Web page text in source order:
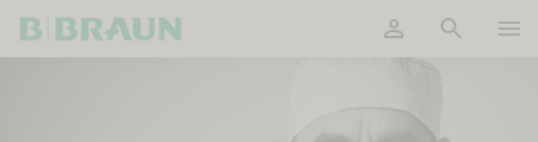
person search menu